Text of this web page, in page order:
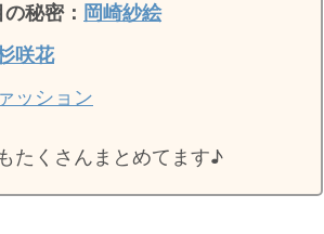
秘密： 岡崎紗絵
咲花
ッション
たくさんまとめてます♪